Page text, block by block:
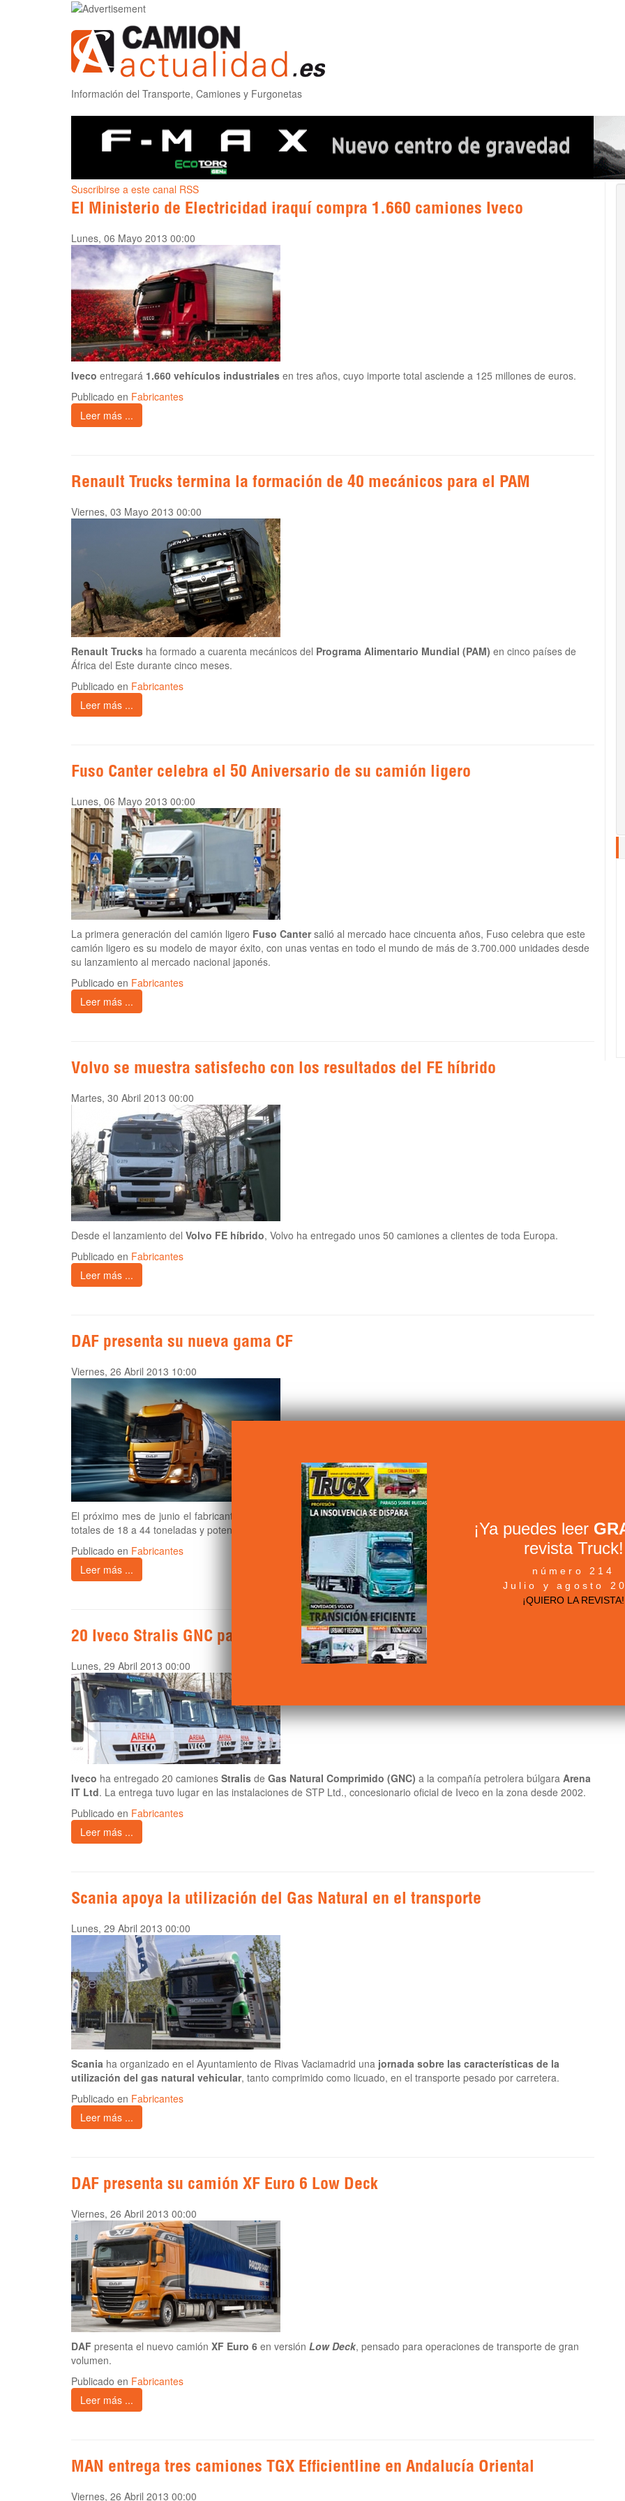
Información del Transporte, Camiones y Furgonetas
Suscribirse a este canal RSS
El Ministerio de Electricidad iraquí compra 1.660 camiones Iveco
Lunes, 06 Mayo 2013 00:00
Iveco entregará 1.660 vehículos industriales en tres años, cuyo importe total asciende a 125 millones de euros.
Publicado en Fabricantes
Leer más ...
Renault Trucks termina la formación de 40 mecánicos para el PAM
Viernes, 03 Mayo 2013 00:00
Renault Trucks ha formado a cuarenta mecánicos del Programa Alimentario Mundial (PAM) en cinco países de
África del Este durante cinco meses.
Publicado en Fabricantes
Leer más ...
Fuso Canter celebra el 50 Aniversario de su camión ligero
Lunes, 06 Mayo 2013 00:00
La primera generación del camión ligero Fuso Cantersalió al mercado hace cincuenta años, Fuso celebra que este
camión ligero es su modelo de mayor éxito, con unas ventas en todo el mundo de más de 3.700.000 unidades desde
su lanzamiento al mercado nacional japonés.
Publicado en Fabricantes
Leer más ...
Volvo se muestra satisfecho con los resultados del FE híbrido
Martes, 30 Abril 2013 00:00
Desde el lanzamiento del Volvo FE híbrido, Volvo ha entregado unos 50 camiones a clientes de toda Europa.
Publicado en Fabricantes
Leer más ...
DAF presenta su nueva gama CF
Viernes, 26 Abril 2013 10:00
El próximo mes de junio el fabricante holandés comenzará la producción de su
totales de 18 a 44 toneladas y potencias hasta los 510 CV.
Publicado en Fabricantes
Leer más ...
20 Iveco Stralis GNC para Arena IT
Lunes, 29 Abril 2013 00:00
Iveco ha entregado 20 camiones Stralis de Gas Natural Comprimido (GNC) a la compañía petrolera búlgara Arena
IT Ltd. La entrega tuvo lugar en las instalaciones de STP Ltd., concesionario oficial de Iveco en la zona desde 2002.
Publicado en Fabricantes
Leer más ...
Scania apoya la utilización del Gas Natural en el transporte
Lunes, 29 Abril 2013 00:00
Scania ha organizado en el Ayuntamiento de Rivas Vaciamadrid una jornada sobre las características de la
utilización del gas natural vehicular, tanto comprimido como licuado, en el transporte pesado por carretera.
Publicado en Fabricantes
Leer más ...
DAF presenta su camión XF Euro 6 Low Deck
Viernes, 26 Abril 2013 00:00
DAF presenta el nuevo camión XF Euro 6 en versión Low Deck, pensado para operaciones de transporte de gran
volumen.
Publicado en Fabricantes
Leer más ...
MAN entrega tres camiones TGX Efficientline en Andalucía Oriental
Viernes, 26 Abril 2013 00:00
¡Ya puedes leer
revista Truck!
número 214
Julio y agosto
¡QUIERO LA REVISTA!